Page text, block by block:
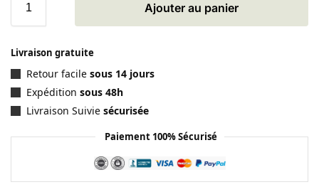
Ajouter au panier
Livraison gratuite
Retour facile sous 14 jours
Expédition sous 48h
Livraison Suivie sécurisée
Paiement 100% Sécurisé